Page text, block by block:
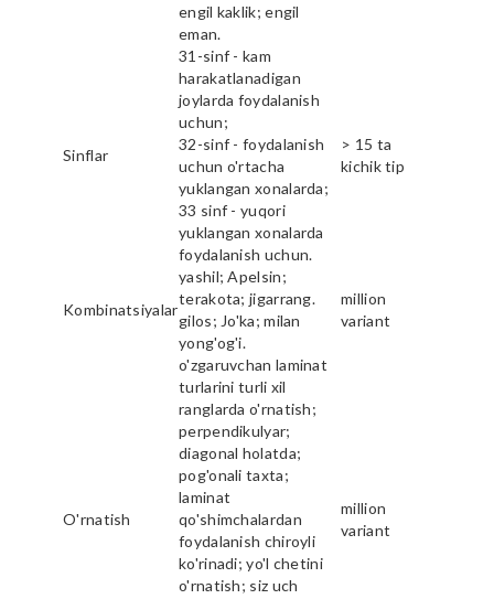
engil kaklik; engil
eman.
Sinflar
31-sinf - kam
harakatlanadigan
joylarda foydalanish
uchun;
32-sinf - foydalanish
uchun o'rtacha
yuklangan xonalarda;
33 sinf - yuqori
yuklangan xonalarda
foydalanish uchun.
> 15 ta
kichik tip
Kombinatsiyalar
yashil; Apelsin;
terakota; jigarrang.
gilos; Jo'ka; milan
yong'og'i.
million
variant
O'rnatish
o'zgaruvchan laminat
turlarini turli xil
ranglarda o'rnatish;
perpendikulyar;
diagonal holatda;
pog'onali taxta;
laminat
qo'shimchalardan
foydalanish chiroyli
ko'rinadi; yo'l chetini
o'rnatish; siz uch
million
variant